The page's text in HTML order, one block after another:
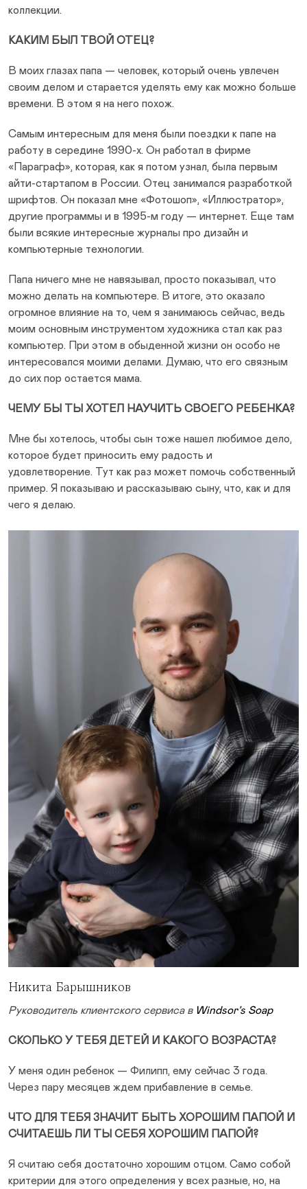
коллекции.
КАКИМ БЫЛ ТВОЙ ОТЕЦ?
В моих глазах папа — человек, который очень увлечен
своим делом и старается уделять ему как можно больше
времени. В этом я на него похож.
Самым интересным для меня были поездки к папе на
работу в середине 1990-х. Он работал в фирме
«Параграф», которая, как я потом узнал, была первым
айти-стартапом в России. Отец занимался разработкой
шрифтов. Он показал мне «Фотошоп», «Иллюстратор»,
другие программы и в 1995-м году — интернет. Еще там
были всякие интересные журналы про дизайн и
компьютерные технологии.
Папа ничего мне не навязывал, просто показывал, что
можно делать на компьютере. В итоге, это оказало
огромное влияние на то, чем я занимаюсь сейчас, ведь
моим основным инструментом художника стал как раз
компьютер. При этом в обыденной жизни он особо не
интересовался моими делами. Думаю, что его связным
до сих пор остается мама.
ЧЕМУ БЫ ТЫ ХОТЕЛ НАУЧИТЬ СВОЕГО РЕБЕНКА?
Мне бы хотелось, чтобы сын тоже нашел любимое дело,
которое будет приносить ему радость и
удовлетворение. Тут как раз может помочь собственный
пример. Я показываю и рассказываю сыну, что, как и для
чего я делаю.
Никита Барышников
Руководитель клиентского сервиса в Windsor’s Soap
СКОЛЬКО У ТЕБЯ ДЕТЕЙ И КАКОГО ВОЗРАСТА?
У меня один ребенок — Филипп, ему сейчас 3 года.
Через пару месяцев ждем прибавление в семье.
ЧТО ДЛЯ ТЕБЯ ЗНАЧИТ БЫТЬ ХОРОШИМ ПАПОЙ И
СЧИТАЕШЬ ЛИ ТЫ СЕБЯ ХОРОШИМ ПАПОЙ?
Я считаю себя достаточно хорошим отцом. Само собой
критерии для этого определения у всех разные, но, на